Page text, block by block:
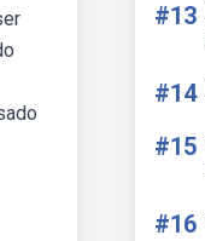
#13
#14
#15
#16